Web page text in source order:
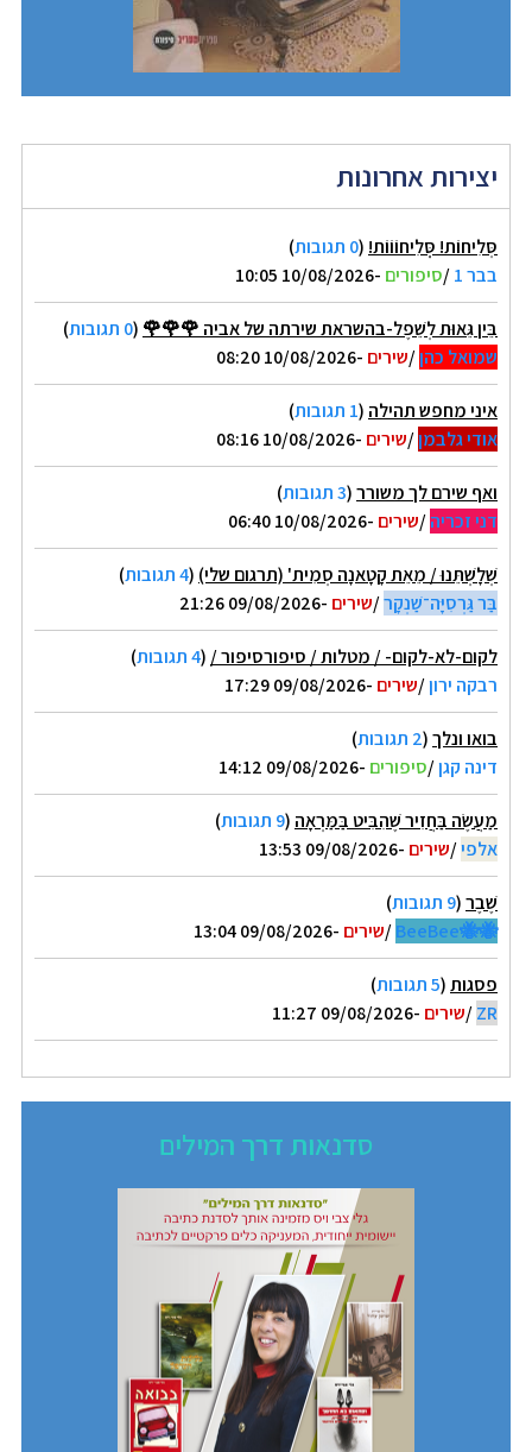
יצירות אחרונות
סְּלִיחוֹת! סְְּלִיחוֹוֹוֹת! (0 תגובות
)
בבר 1
/סיפורים -10/08/2026 10:05
בֵּין גֵּאוּת לְשֵׁפֶל-בהשראת שירתה של אביה 🌹🌹🌹 (0 תגובות
)
שמואל כהן/שירים -10/08/2026 08:20
איני מחפש תהילה (1 תגובות
)
אודי גלבמן/שירים -10/08/2026 08:16
ואף שירם לך משורר(3 תגובות
)
דני זכריה/שירים -10/08/2026 06:40
שְׁלָשְׁתֵּנוּ / מֵאֵת קָטָאנָה סְמִית' (תרגום שלי) (4 תגובות
)
בַּר גַּרְסִיָּה־שַׁנְקָר/שירים -09/08/2026 21:26
לקום-לא-לקום- / מטלות / סיפורסיפור / (4 תגובות
)
רבקה ירון/שירים -09/08/2026 17:29
בואו ונלך(2 תגובות
)
דינה קגן/סיפורים -09/08/2026 14:12
מַעֲשֶׂה בַּחֲזִיר שֶׁהִבִּיט בַּמַּרְאָה (9 תגובות
)
אלפי/שירים -09/08/2026 13:53
שֶׁבֶר(9 תגובות
)
🐝🐝BeeBee
/שירים -09/08/2026 13:04
פסגות(5 תגובות
)
ZR
/שירים -09/08/2026 11:27
סדנאות דרך המילים